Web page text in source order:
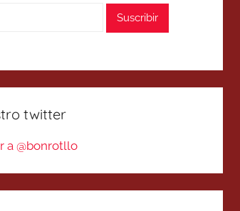
twitter
a @bonrotllo